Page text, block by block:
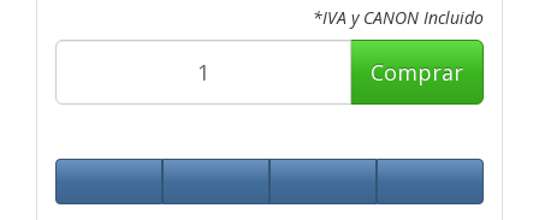
*IVA y CANON Incluido
Comprar